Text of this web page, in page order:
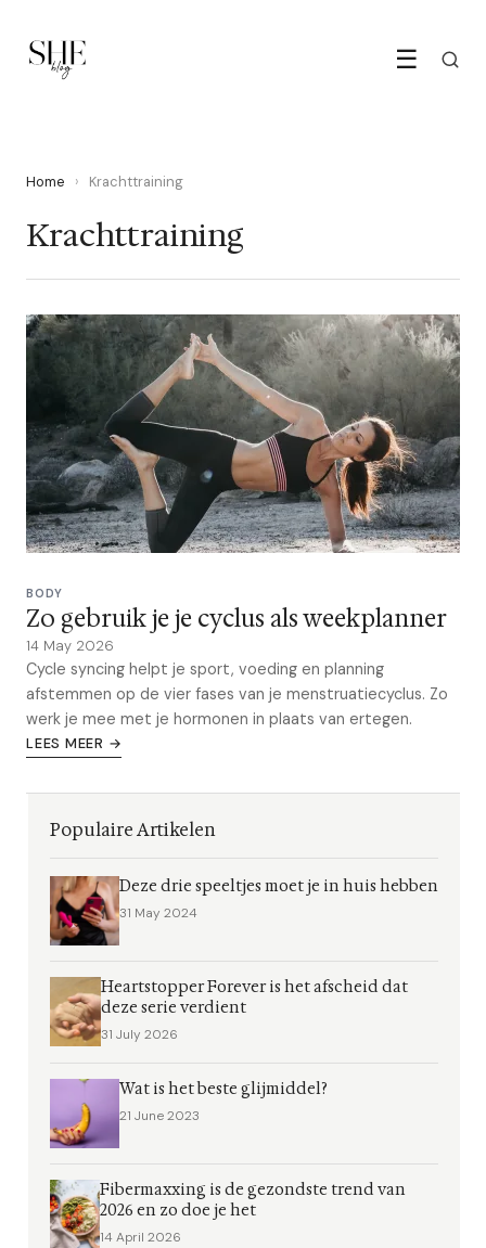
☰
Home › Krachttraining
Krachttraining
BODY
Zo gebruik je je cyclus als weekplanner
14 May 2026
Cycle syncing helpt je sport, voeding en planning
afstemmen op de vier fases van je menstruatiecyclus. Zo
werk je mee met je hormonen in plaats van ertegen.
LEES MEER →
Populaire Artikelen
Deze drie speeltjes moet je in huis hebben
31 May 2024
Heartstopper Forever is het afscheid dat
deze serie verdient
31 July 2026
Wat is het beste glijmiddel?
21 June 2023
Fibermaxxing is de gezondste trend van
2026 en zo doe je het
14 April 2026